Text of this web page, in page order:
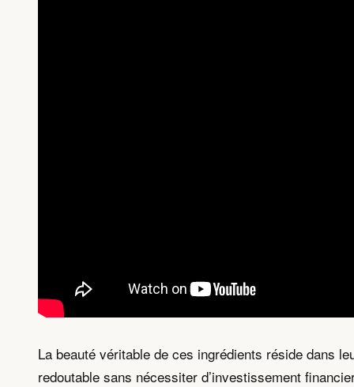
La beauté véritable de ces ingrédients réside dans
redoutable sans nécessiter d’investissement